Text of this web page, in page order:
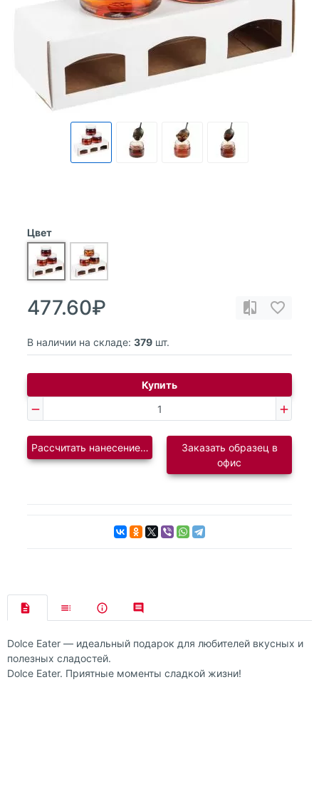
Цвет
477.60₽
В наличии на складе: 379 шт.
Купить
Рассчитать нанесение логотипаЗаказать образец в
офис
Dolce Eater — идеальный подарок для любителей вкусных и
полезных сладостей.
Dolce Eater. Приятные моменты сладкой жизни!